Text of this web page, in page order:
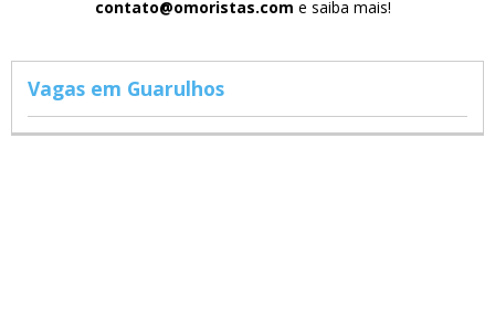
contato@omoristas.com e saiba mais!
Vagas em Guarulhos